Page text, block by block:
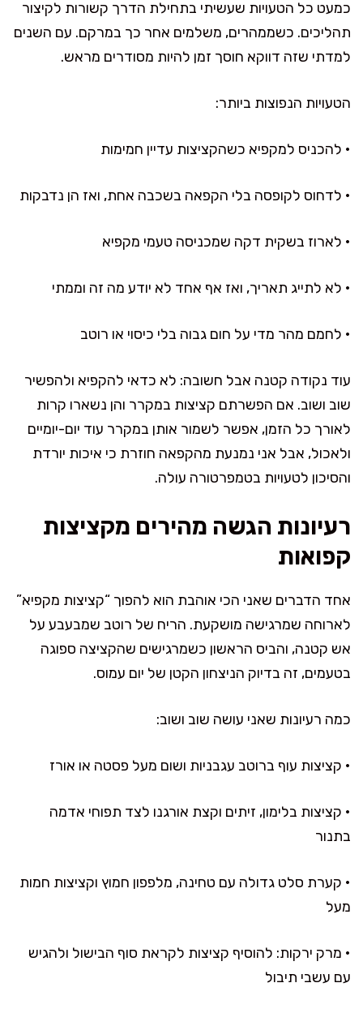
כמעט כל הטעויות שעשיתי בתחילת הדרך קשורות לקיצור
תהליכים. כשממהרים, משלמים אחר כך במרקם. עם השנים
למדתי שזה דווקא חוסך זמן להיות מסודרים מראש.
הטעויות הנפוצות ביותר:
• להכניס למקפיא כשהקציצות עדיין חמימות
• לדחוס לקופסה בלי הקפאה בשכבה אחת, ואז הן נדבקות
• לארוז בשקית דקה שמכניסה טעמי מקפיא
• לא לתייג תאריך, ואז אף אחד לא יודע מה זה וממתי
• לחמם מהר מדי על חום גבוה בלי כיסוי או רוטב
עוד נקודה קטנה אבל חשובה: לא כדאי להקפיא ולהפשיר
שוב ושוב. אם הפשרתם קציצות במקרר והן נשארו קרות
לאורך כל הזמן, אפשר לשמור אותן במקרר עוד יום-יומיים
ולאכול, אבל אני נמנעת מהקפאה חוזרת כי איכות יורדת
והסיכון לטעויות בטמפרטורה עולה.
רעיונות הגשה מהירים מקציצות
קפואות
אחד הדברים שאני הכי אוהבת הוא להפוך “קציצות מקפיא”
לארוחה שמרגישה מושקעת. הריח של רוטב שמבעבע על
אש קטנה, והביס הראשון כשמרגישים שהקציצה ספוגה
בטעמים, זה בדיוק הניצחון הקטן של יום עמוס.
כמה רעיונות שאני עושה שוב ושוב:
• קציצות עוף ברוטב עגבניות ושום מעל פסטה או אורז
• קציצות בלימון, זיתים וקצת אורגנו לצד תפוחי אדמה
בתנור
• קערת סלט גדולה עם טחינה, מלפפון חמוץ וקציצות חמות
מעל
• מרק ירקות: להוסיף קציצות לקראת סוף הבישול ולהגיש
עם עשבי תיבול